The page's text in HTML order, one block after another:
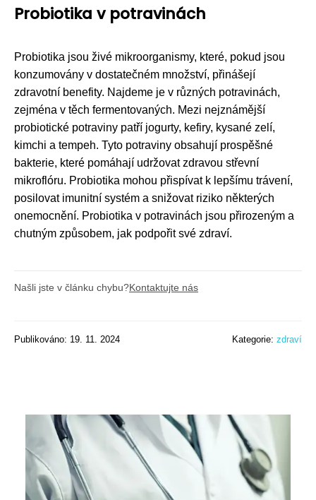
Probiotika v potravinách
Probiotika jsou živé mikroorganismy, které, pokud jsou
konzumovány v dostatečném množství, přinášejí
zdravotní benefity. Najdeme je v různých potravinách,
zejména v těch fermentovaných. Mezi nejznámější
probiotické potraviny patří jogurty, kefiry, kysané zelí,
kimchi a tempeh. Tyto potraviny obsahují prospěšné
bakterie, které pomáhají udržovat zdravou střevní
mikroflóru. Probiotika mohou přispívat k lepšímu trávení,
posilovat imunitní systém a snižovat riziko některých
onemocnění. Probiotika v potravinách jsou přirozeným a
chutným způsobem, jak podpořit své zdraví.
Našli jste v článku chybu?Kontaktujte nás
Publikováno: 19. 11. 2024 Kategorie: zdraví